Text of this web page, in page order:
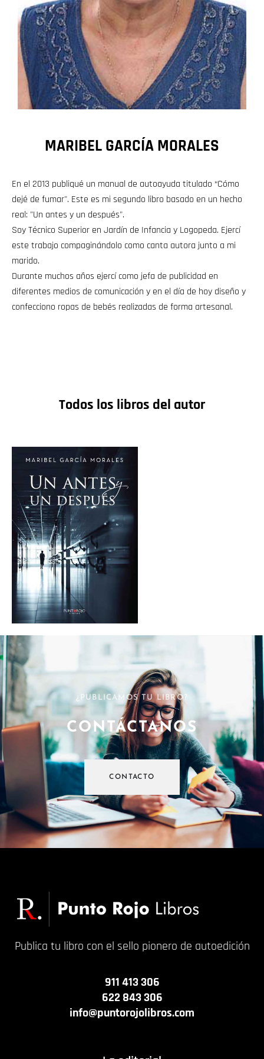
MARIBEL GARCÍA MORALES
En el 2013 publiqué un manual de autoayuda titulado “Cómo
dejé de fumar". Este es mi segundo libro basado en un hecho
real: "Un antes y un después".
Soy Técnico Superior en Jardín de Infancia y Logopeda. Ejercí
este trabajo compaginándolo como canta autora junto a mi
marido.
Durante muchos años ejercí como jefa de publicidad en
diferentes medios de comunicación y en el día de hoy diseño y
confecciono ropas de bebés realizadas de forma artesanal.
Todos los libros del autor
¿PUBLICAMOS TU LIBRO?
CONTÁCTANOS
CONTACTO
Publica tu libro con el sello pionero de autoedición
911 413 306
622 843 306
info@puntorojolibros.com